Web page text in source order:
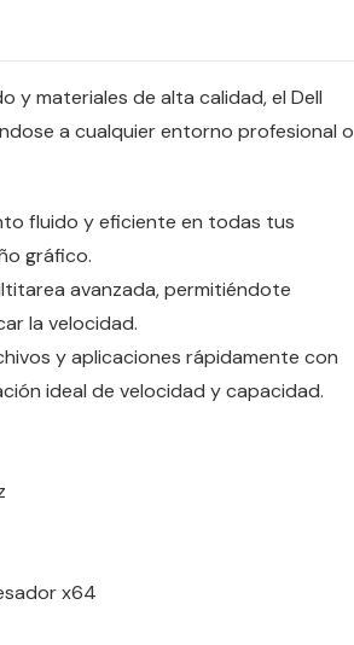
y materiales de alta calidad, el Dell
a cualquier entorno profesional o
fluido y eficiente en todas tus
gráfico.
avanzada, permitiéndote
la velocidad.
y aplicaciones rápidamente con
ideal de velocidad y capacidad.
x64